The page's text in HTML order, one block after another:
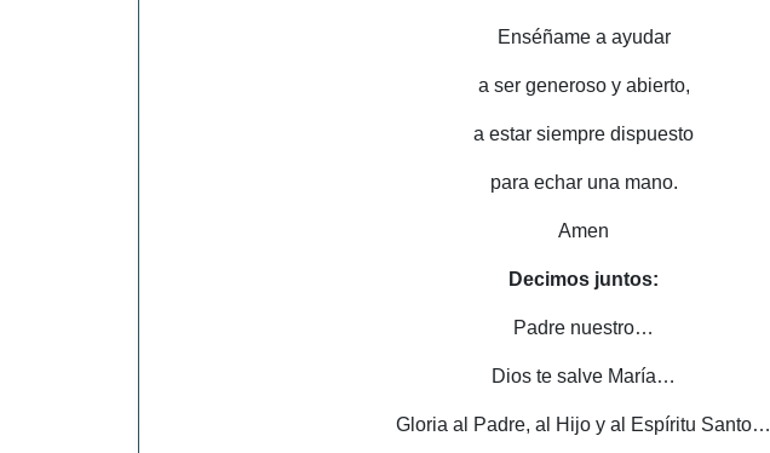
Enséñame a ayudar
a ser generoso y abierto,
a estar siempre dispuesto
para echar una mano.
Amen
Decimos juntos:
Padre nuestro…
Dios te salve María…
Gloria al Padre, al Hijo y al Espíritu Santo…